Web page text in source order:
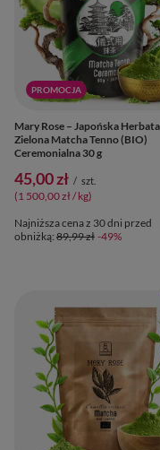
PROMOCJA
Mary Rose – Japońska Herbata
Zielona Matcha Tenno (BIO)
Ceremonialna 30 g
45,00 zł / szt.
(1 500,00 zł / kg)
Najniższa cena z 30 dni przed
obniżką: 89,99 zł -49%